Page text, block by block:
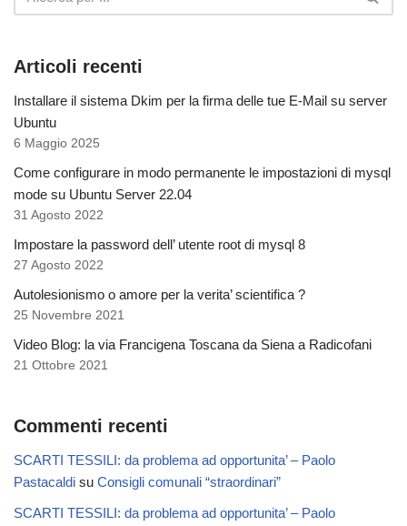
Articoli recenti
Installare il sistema Dkim per la firma delle tue E-Mail su server
Ubuntu
6 Maggio 2025
Come configurare in modo permanente le impostazioni di mysql
mode su Ubuntu Server 22.04
31 Agosto 2022
Impostare la password dell’ utente root di mysql 8
27 Agosto 2022
Autolesionismo o amore per la verita’ scientifica ?
25 Novembre 2021
Video Blog: la via Francigena Toscana da Siena a Radicofani
21 Ottobre 2021
Commenti recenti
SCARTI TESSILI: da problema ad opportunita’ – Paolo
Pastacaldi su Consigli comunali “straordinari”
SCARTI TESSILI: da problema ad opportunita’ – Paolo